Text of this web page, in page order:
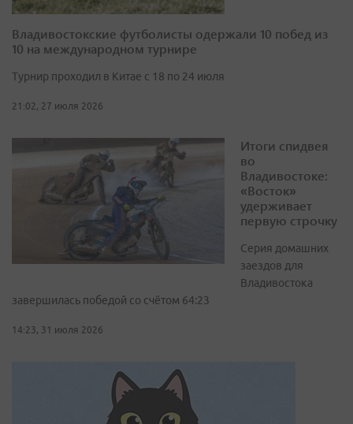
Владивостокские футболисты одержали 10 побед из
10 на международном турнире
Турнир проходил в Китае с 18 по 24 июля
21:02, 27 июля 2026
Итоги спидвея
во
Владивостоке:
«Восток»
удерживает
первую строчку
Серия домашних
заездов для
Владивостока
завершилась победой со счётом 64:23
14:23, 31 июля 2026